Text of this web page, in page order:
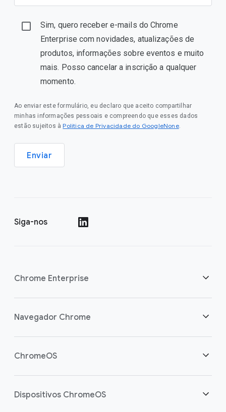
Sim, quero receber e-mails do Chrome
Enterprise com novidades, atualizações de
produtos, informações sobre eventos e muito
mais. Posso cancelar a inscrição a qualquer
momento.
Ao enviar este formulário, eu declaro que aceito compartilhar
minhas informações pessoais e compreendo que esses dados
estão sujeitos à Política de Privacidade do GoogleNone.
Enviar
Siga-nos
Chrome Enterprise
Segurança
Navegador Chrome
Visão geral
ChromeOS
Visão geral
Dispositivos ChromeOS